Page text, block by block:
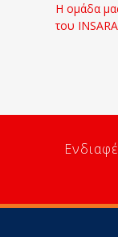
Η ομάδα
του